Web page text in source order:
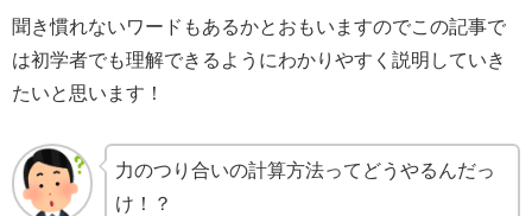
聞き慣れないワードもあるかとおもいますのでこの記事で
は初学者でも理解できるようにわかりやすく説明していき
たいと思います！
力のつり合いの計算方法ってどうやるんだっ
け！？